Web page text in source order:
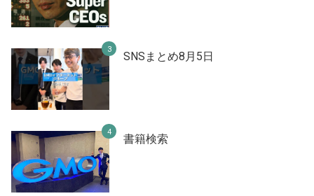
SNSまとめ8月5日
書籍検索